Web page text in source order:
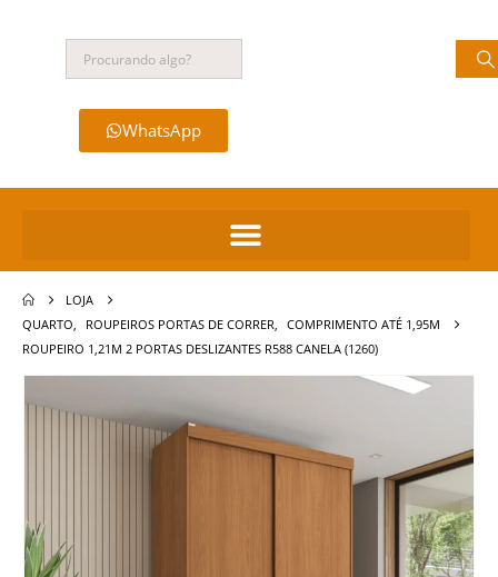
WhatsApp
LOJA
QUARTO
ROUPEIROS PORTAS DE CORRER
COMPRIMENTO ATÉ 1,95M
ROUPEIRO 1,21M 2 PORTAS DESLIZANTES R588 CANELA (1260)